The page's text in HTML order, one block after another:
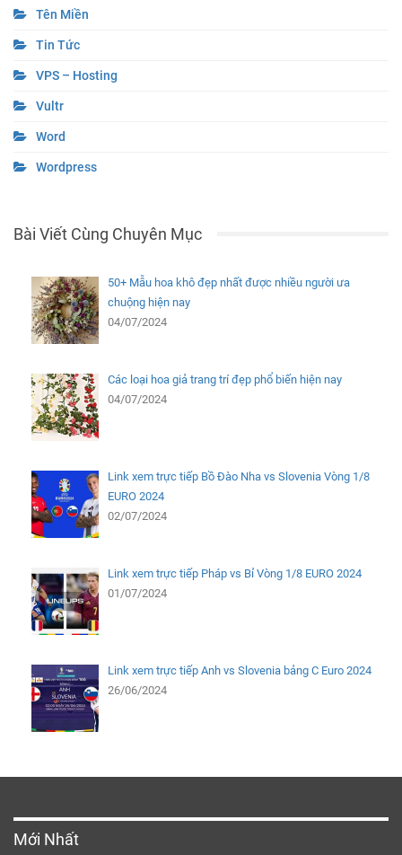
Tên Miền
Tin Tức
VPS – Hosting
Vultr
Word
Wordpress
Bài Viết Cùng Chuyên Mục
50+ Mẫu hoa khô đẹp nhất được nhiều người ưa
chuộng hiện nay
04/07/2024
Các loại hoa giả trang trí đẹp phổ biến hiện nay
04/07/2024
Link xem trực tiếp Bồ Đào Nha vs Slovenia Vòng 1/8
EURO 2024
02/07/2024
Link xem trực tiếp Pháp vs Bỉ Vòng 1/8 EURO 2024
01/07/2024
Link xem trực tiếp Anh vs Slovenia bảng C Euro 2024
26/06/2024
Mới Nhất